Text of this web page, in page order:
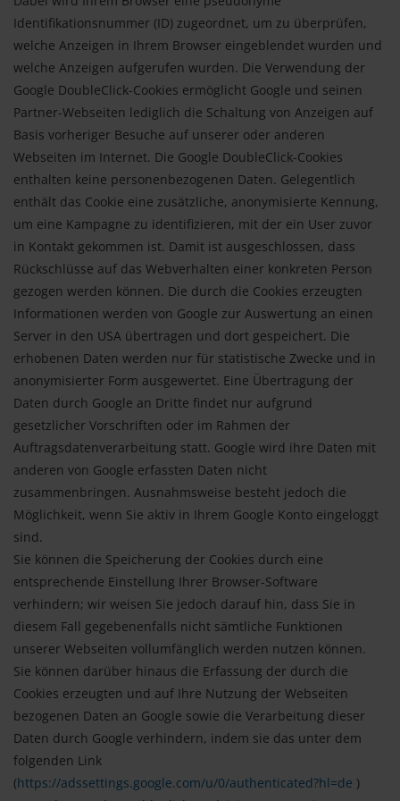
Identifikationsnummer (ID) zugeordnet, um zu überprüfen,
welche Anzeigen in Ihrem Browser eingeblendet wurden und
welche Anzeigen aufgerufen wurden. Die Verwendung der
Google DoubleClick-Cookies ermöglicht Google und seinen
Partner-Webseiten lediglich die Schaltung von Anzeigen auf
Basis vorheriger Besuche auf unserer oder anderen
Webseiten im Internet. Die Google DoubleClick-Cookies
enthalten keine personenbezogenen Daten. Gelegentlich
enthält das Cookie eine zusätzliche, anonymisierte Kennung,
um eine Kampagne zu identifizieren, mit der ein User zuvor
in Kontakt gekommen ist. Damit ist ausgeschlossen, dass
Rückschlüsse auf das Webverhalten einer konkreten Person
gezogen werden können. Die durch die Cookies erzeugten
Informationen werden von Google zur Auswertung an einen
Server in den USA übertragen und dort gespeichert. Die
erhobenen Daten werden nur für statistische Zwecke und in
anonymisierter Form ausgewertet. Eine Übertragung der
Daten durch Google an Dritte findet nur aufgrund
gesetzlicher Vorschriften oder im Rahmen der
Auftragsdatenverarbeitung statt. Google wird ihre Daten mit
anderen von Google erfassten Daten nicht
zusammenbringen. Ausnahmsweise besteht jedoch die
Möglichkeit, wenn Sie aktiv in Ihrem Google Konto eingeloggt
sind.
Sie können die Speicherung der Cookies durch eine
entsprechende Einstellung Ihrer Browser-Software
verhindern; wir weisen Sie jedoch darauf hin, dass Sie in
diesem Fall gegebenenfalls nicht sämtliche Funktionen
unserer Webseiten vollumfänglich werden nutzen können.
Sie können darüber hinaus die Erfassung der durch die
Cookies erzeugten und auf Ihre Nutzung der Webseiten
bezogenen Daten an Google sowie die Verarbeitung dieser
Daten durch Google verhindern, indem sie das unter dem
folgenden Link
(https://adssettings.google.com/u/0/authenticated?hl=de )